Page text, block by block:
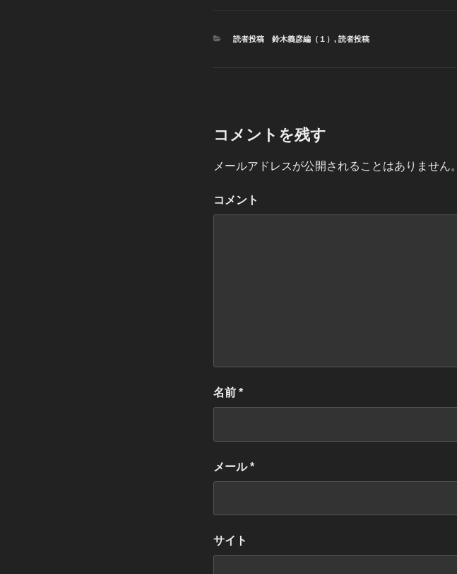
カ
読者投稿 鈴木義彦編（１） , 読者投稿
コメントを残す
メールアドレスが公開されることはありません。
コメント
名前 *
メール*
サイト